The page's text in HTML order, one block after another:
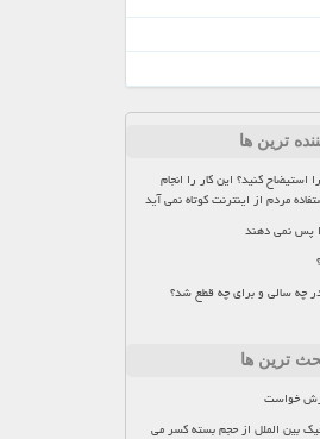
ترین ها
استیضاح کنید؟ این کار را انجام
مردم از اینترنت کوتاه نمی آید
پس نمی دهند
چه سالی و برای چه قطع شد؟
ترین ها
خواست
بین الملل از حجم بسته کسر می